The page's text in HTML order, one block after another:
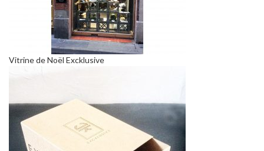
Vitrine de Noël Excklusive